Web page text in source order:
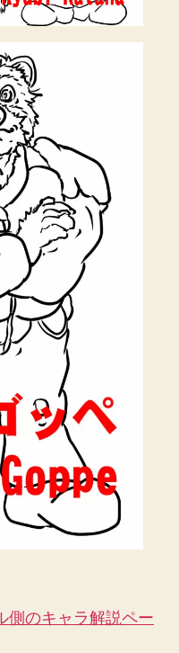
のキャラ解説ペー